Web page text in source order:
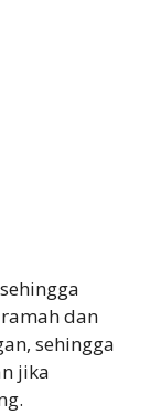
dan
sehingga
jika